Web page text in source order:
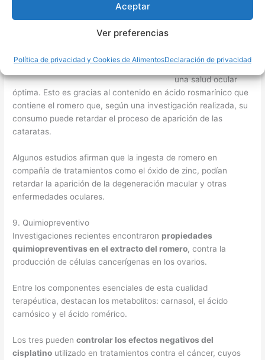
Aceptar
Ver preferencias
Política de privacidad y Cookies de AlimentosDeclaración de privacidad
favorecer a tener
una salud ocular
óptima. Esto es gracias al contenido en ácido rosmarínico que
contiene el romero que, según una investigación realizada, su
consumo puede retardar el proceso de aparición de las
cataratas.
Algunos estudios afirman que la ingesta de romero en
compañía de tratamientos como el óxido de zinc, podían
retardar la aparición de la degeneración macular y otras
enfermedades oculares.
9. Quimiopreventivo
Investigaciones recientes encontraron propiedades
quimiopreventivas en el extracto del romero, contra la
producción de células cancerígenas en los ovarios.
Entre los componentes esenciales de esta cualidad
terapéutica, destacan los metabolitos: carnasol, el ácido
carnósico y el ácido romérico.
Los tres puedencontrolar los efectos negativos del
cisplatino utilizado en tratamientos contra el cáncer, cuyos